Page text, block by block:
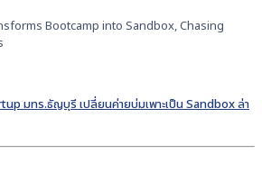
Bootcamp into Sandbox, Chasing
มทร.ธัญบุรี เปลี่ยนค่ายบ่มเพาะเป็น Sandbox ล่า